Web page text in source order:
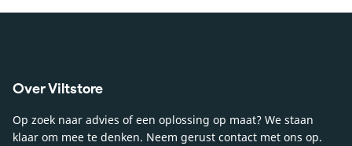
Over Viltstore
Op zoek naar advies of een oplossing op maat? We staan
klaar om mee te denken. Neem gerust contact met ons op.